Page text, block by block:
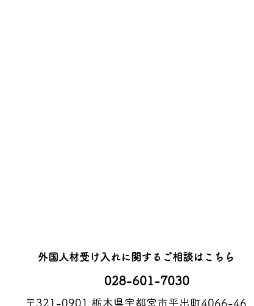
​外国人材受け入れに関するご相談はこちら
028-601-7030
〒321-0901 栃木県宇都宮市平出町4066-46